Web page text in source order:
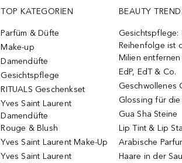
TOP KATEGORIEN
Parfüm & Düfte
Make-up
Damendüfte
Gesichtspflege
RITUALS Geschenkset
Yves Saint Laurent
Damendüfte
Rouge & Blush
Yves Saint Laurent Make-Up
Yves Saint Laurent
BEAUTY
Gesichtspflege:
Reihenfolge ist
Milien entfernen
EdP, EdT & Co.
Geschwollenes
Glossing für die
Gua Sha Steine
Lip Tint & Lip
Arabische
Haare in der